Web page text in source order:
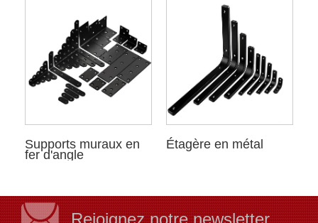
Supports muraux en
fer d'angle
Étagère en métal
Rejoignez notre newsletter